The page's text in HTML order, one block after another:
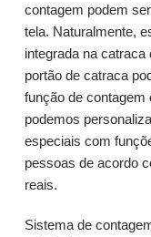
contagem podem
tela. Naturalmente,
integrada na
portão de catraca
função de contagem
podemos
especiais com
pessoas de acordo
reais.
Sistema de